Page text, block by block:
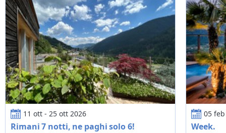
Rimani 7 notti, ne paghi solo 6!
11 ott - 25 ott 2026
Rimani 7 notti, ne paghi solo 6!
Week.
05
Week.